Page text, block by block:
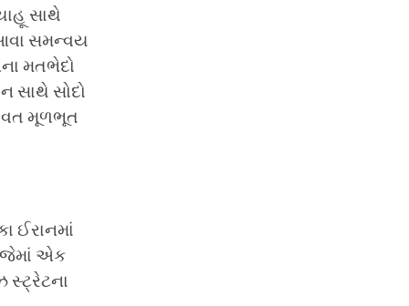
સાથે
સમન્વય
મતભેદો
સાથે સોદો
મૂળભૂત
ઈરાનમાં
જેમાં એક
સ્ટ્રેટના